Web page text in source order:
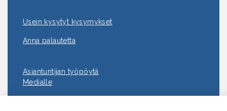
Usein kysytyt kysymykset
Anna palautetta
Asiantuntijan työpöytä
Medialle